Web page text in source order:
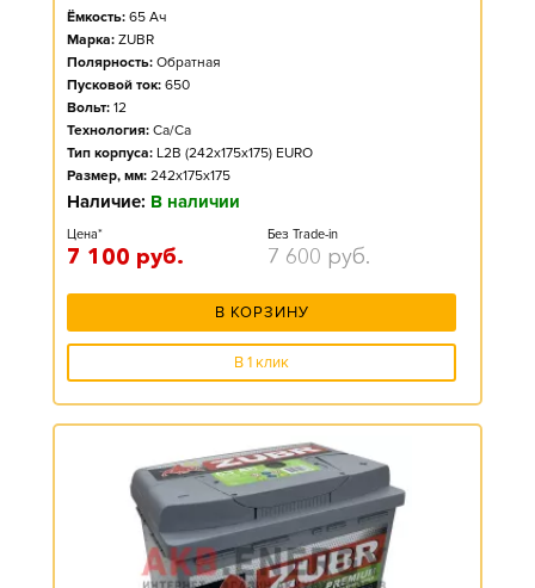
Ёмкость: 65 Ач
Марка: ZUBR
Полярность: Обратная
Пусковой ток: 650
Вольт: 12
Технология: Ca/Ca
Тип корпуса: L2B (242x175x175) EURO
Размер, мм: 242x175x175
Наличие: В наличии
Цена*
7 100 руб.
Без Trade-in
7 600 руб.
В КОРЗИНУ
В 1 клик